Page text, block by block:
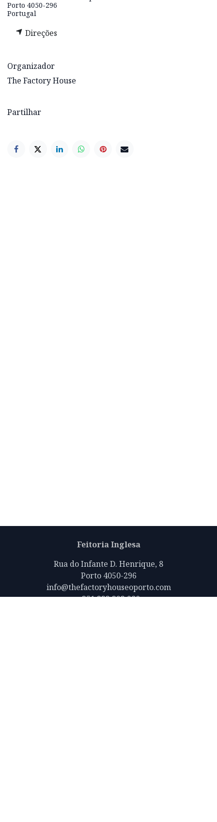
Porto 4050-296
Portugal
Direções
Organizador
The Factory House
Partilhar
Feitoria Inglesa
Rua do Infante D. Henrique, 8
Porto 4050-296
info@thefactoryhouseoporto.com
+351 223 392 980